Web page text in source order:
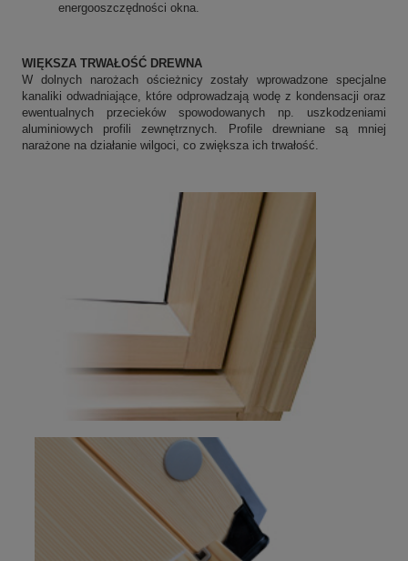
energooszczędności okna.
WIĘKSZA TRWAŁOŚĆ DREWNA
W dolnych narożach ościeżnicy zostały wprowadzone specjalne
kanaliki odwadniające, które odprowadzają wodę z kondensacji oraz
ewentualnych przecieków spowodowanych np. uszkodzeniami
aluminiowych profili zewnętrznych. Profile drewniane są mniej
narażone na działanie wilgoci, co zwiększa ich trwałość.